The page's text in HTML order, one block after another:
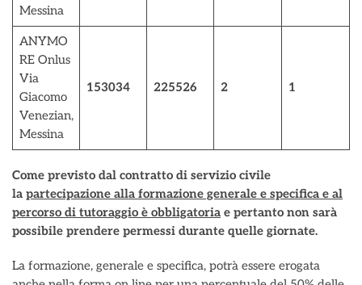
Messina
ANYMO
RE Onlus
Via
Giacomo
Venezian,
Messina
153034 225526 2 1
Come previsto dal contratto di servizio civile
la partecipazione alla formazione generale e specifica e al
percorso di tutoraggio è obbligatoria e pertanto non sarà
possibile prendere permessi durante quelle giornate.
La formazione, generale e specifica, potrà essere erogata